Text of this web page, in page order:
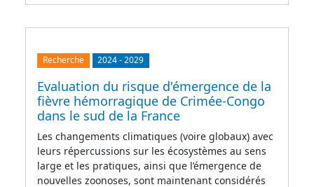
Recherche 2024-2029
Evaluation du risque d'émergence de la
fièvre hémorragique de Crimée-Congo
dans le sud de la France
Les changements climatiques (voire globaux) avec
leurs répercussions sur les écosystèmes au sens
large et les pratiques, ainsi que l’émergence de
nouvelles zoonoses, sont maintenant considérés